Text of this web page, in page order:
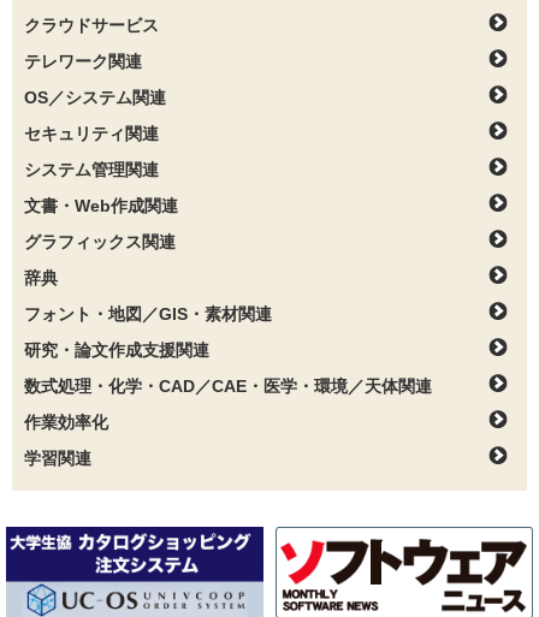
クラウドサービス
テレワーク関連
OS／システム関連
セキュリティ関連
システム管理関連
文書・Web作成関連
グラフィックス関連
辞典
フォント・地図／GIS・素材関連
研究・論文作成支援関連
数式処理・化学・CAD／CAE・医学・環境／天体関連
作業効率化
学習関連